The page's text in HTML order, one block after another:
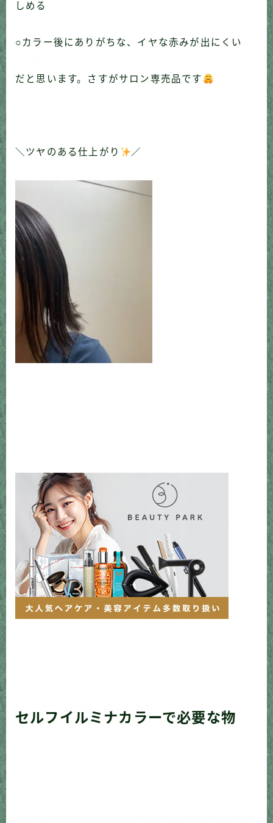
しめる
○カラー後にありがちな、イヤな赤みが出にくい
だと思います。さすがサロン専売品です
＼ツヤのある仕上がり ／
セルフイルミナカラーで必要な物